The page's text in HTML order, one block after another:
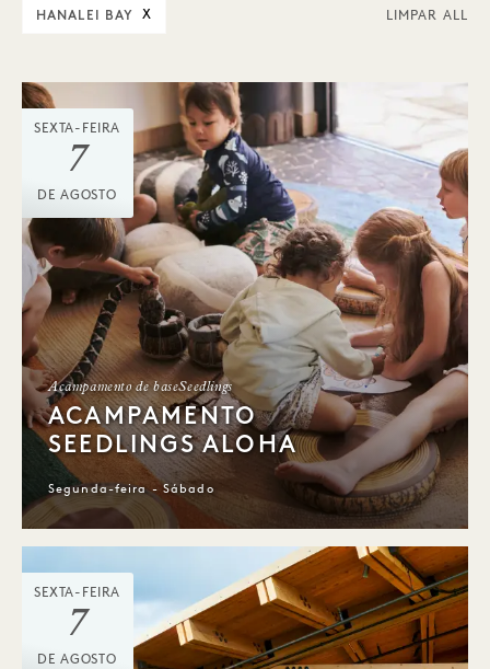
HANALEI BAY X LIMPAR ALL
SEXTA-FEIRA
7
DE AGOSTO
Acampamento de baseSeedlings
ACAMPAMENTO
SEEDLINGS ALOHA
Segunda-feira - Sábado
SEXTA-FEIRA
7
DE AGOSTO